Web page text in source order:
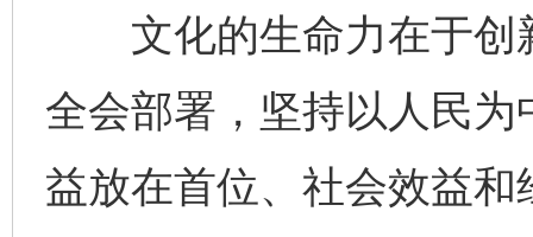
文化的生命力在于创
全会部署，坚持以人民
益放在首位、社会效益